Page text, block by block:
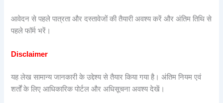
आवेदन से पहले पात्रता और दस्तावेजों की तैयारी अवश्य करें और अंतिम तिथि से
पहले फॉर्म भरें।
Disclaimer
यह लेख सामान्य जानकारी के उद्देश्य से तैयार किया गया है। अंतिम नियम एवं
शर्तों के लिए आधिकारिक पोर्टल और अधिसूचना अवश्य देखें।